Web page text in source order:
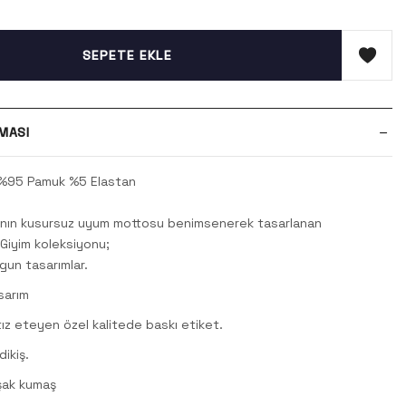
SEPETE EKLE
Pamuk %5 Elastan
kusursuz uyum mottosu benimsenerek tasarlanan
koleksiyonu;
tasarımlar.
eteyen özel kalitede baskı etiket.
kumaş